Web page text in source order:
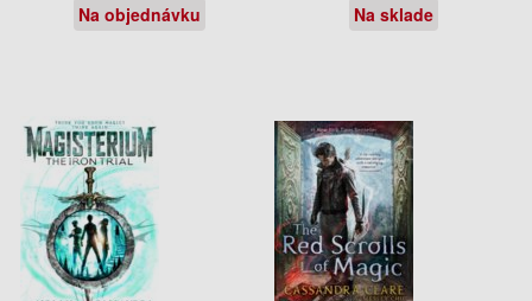
Na objednávku Na sklade